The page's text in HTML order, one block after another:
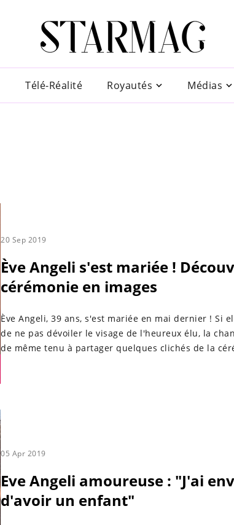
Télé-Réalité Royautés Médias
20 Sep 2019
Ève Angeli s'est mariée !
cérémonie en images
Ève Angeli, 39 ans, s'est mariée en mai dernier ! Si
de ne pas dévoiler le visage de l'heureux élu, la
de même tenu à partager quelques clichés de la
05 Apr 2019
Eve Angeli amoureuse : "J'ai
d'avoir un enfant"